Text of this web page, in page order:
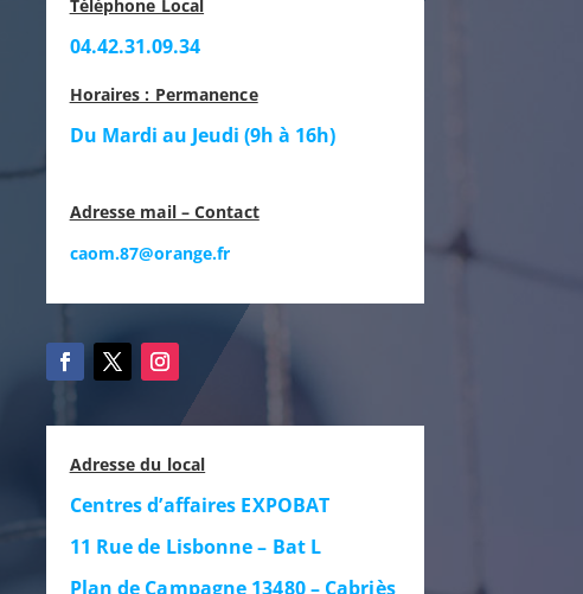
Téléphone Local
04.42.31.09.34
Horaires : Permanence
Du Mardi au Jeudi (9h à 16h)
Adresse mail – Contact
caom.87@orange.fr
Adresse du local
Centres d’affaires EXPOBAT
11 Rue de Lisbonne – Bat L
Plan de Campagne 13480 – Cabriès